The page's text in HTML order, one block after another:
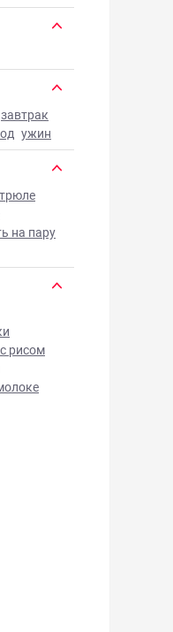
завтрак
ужин
на пару
с рисом